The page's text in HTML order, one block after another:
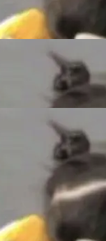
经
个
T
的
已
工